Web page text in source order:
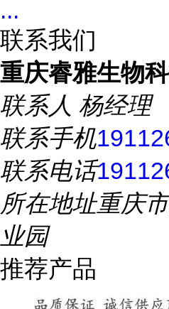
...
联系我们
重庆睿雅生物
联系人 杨经理
联系手机
联系电话
所在地址重庆
业园
推荐产品